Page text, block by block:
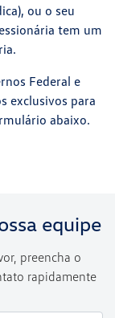
ou o seu
tem um
Federal e
exclusivos para
abaixo.
equipe
preencha o
rapidamente